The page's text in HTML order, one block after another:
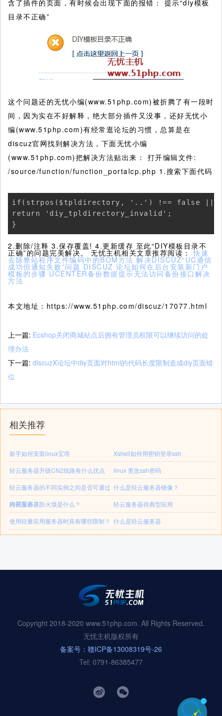
含了插件的页面，有时候会出现下面的报错： 提示“diy模板
目录不正确”
这个问题还的无忧小编(www.51php.com)被折腾了有一段时
间，因为实在不好解释，绝大部分插件又没事，还好无忧小
编(www.51php.com)有经常逛论坛的习惯，总算是在
discuz官网找到解决方法，下面无忧小编
(www.51php.com)把解决方法贴出来： 打开编辑文件:
/source/function/function_portalcp.php 1.搜索下面代码
if(strpos($tpldirectory, '..') !== false ||
return 'diy_tpldirectory_invalid';
}
2.删除/注释 3.保存覆盖! 4.更新缓存 至此“DIY模板目录不
正确”的问题完美解决。 无忧主机相关文章推荐阅读：快速
去除整站程序文件编码中的BOM方法 解决DISCUZ“UC通信
成功但通知失败”问题 DISCUZ 论坛如何在后台安装新门户
模板的步骤 UCENTER备份数据提示无法访问备份接口解决
方法
本文地址：https://www.51php.com/discuz/17077.html
上一篇: Ecshop关闭商城站点后拥有管理员权限可以继续访问的处
理办法
下一篇: discuzX论坛中diy页面对html的代码长度限制造成diy页面错
位
相关推荐
新手如何安装linux宝塔
Xshell如何用密钥登录ssh
轻云服务器升级CN2线路有什么优点
linux 更改ssh密码
轻云服务器的不同实例之间是否可通过
内网互访？
什么是轻云服务器镜像？
轻云服务器防火墙是什么？
轻云服务器得典型应用
使用轻量应用服务器时具有哪些限制？ 什么是轻云服务器
Copyright 2018-2020 www.51php.com. All Rights Reserved.
无忧主机版权所有
备案号：赣ICP备13008319号-26
Tel: 0791-86385477